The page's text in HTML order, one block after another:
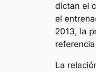
dictan el
el
2013, la
La